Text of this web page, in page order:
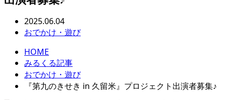
2025.06.04
おでかけ・遊び
HOME
みるくる記事
おでかけ・遊び
『第九のきせき in 久留米』プロジェクト出演者募集♪